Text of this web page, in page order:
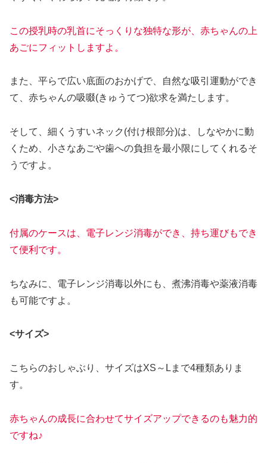
この授乳時の乳首にそっくりな独特な形が、赤ちゃんの上
あごにフィットしますよ。
また、平らで広い底面のおかげで、自然な吸引運動ができ
て、赤ちゃんの吸啜(きゅうてつ)欲求を満たします。
そして、細くうすいネック(付け根部分)は、しなやかに動
くため、小さなあごや歯への負担を最小限にしてくれるそ
うですよ。
<消毒方法>
付属のケースは、電子レンジ消毒ができ、持ち運びもでき
て便利です。
ちなみに、電子レンジ消毒以外にも、煮沸消毒や薬液消毒
も可能ですよ。
<サイズ>
こちらのおしゃぶり、サイズはXS～Lまで4種類ありま
す。
赤ちゃんの成長に合わせてサイズアップできるのも魅力的
ですね♪